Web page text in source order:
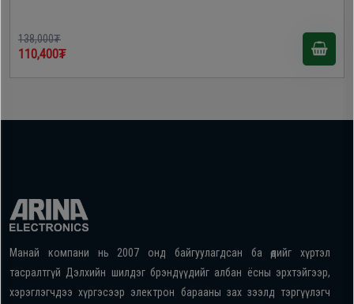
138,000₮
110,400₮
Манай компани нь 2007 онд байгуулагдсан ба өдийг хүртэл
тасралтгүй Дэлхийн шилдэг брэндүүдийг албан ёсны эрхтэйгээр,
хэрэглэгчдээ хүргэсээр электрон барааны зах зээлд тэргүүлэгч